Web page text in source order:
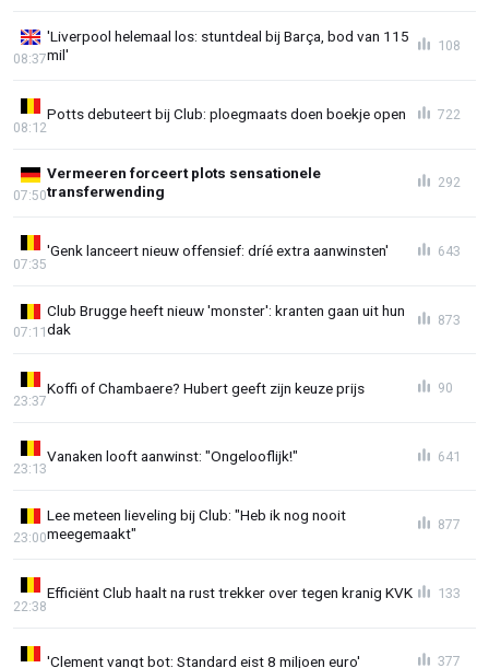
'Liverpool helemaal los: stuntdeal bij Barça, bod van 115
mil'
08:37
108
Potts debuteert bij Club: ploegmaats doen boekje open
08:12
722
Vermeeren forceert plots sensationele
transferwending
07:50
292
'Genk lanceert nieuw offensief: dríé extra aanwinsten'
07:35
643
Club Brugge heeft nieuw 'monster': kranten gaan uit hun
dak
07:11
873
Koffi of Chambaere? Hubert geeft zijn keuze prijs
23:37
90
Vanaken looft aanwinst: "Ongelooflijk!"
23:13
641
Lee meteen lieveling bij Club: "Heb ik nog nooit
meegemaakt"
23:00
877
Efficiënt Club haalt na rust trekker over tegen kranig KVK
22:38
133
'Clement vangt bot: Standard eist 8 miljoen euro' 377